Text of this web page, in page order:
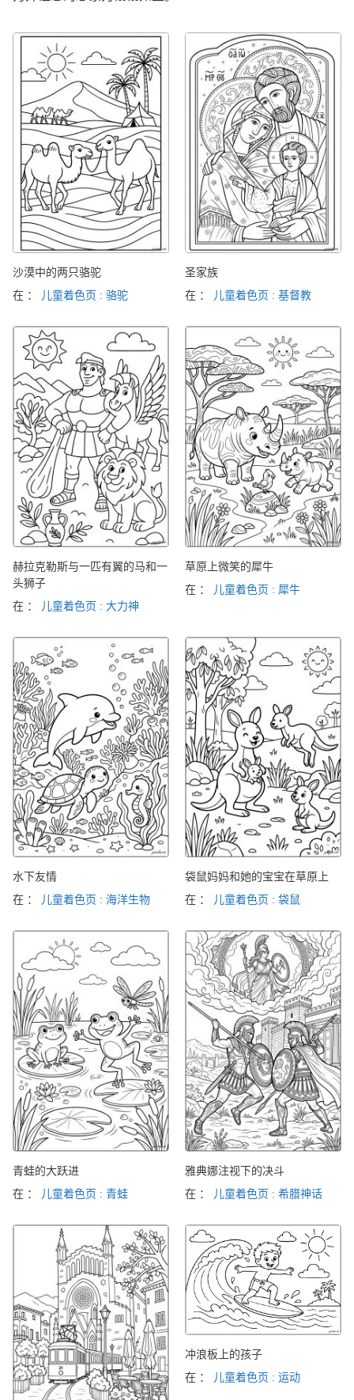
沙漠中的两只骆驼
在 ：
儿童着色页 : 骆驼
圣家族
在 ：
儿童着色页 : 基督教
赫拉克勒斯与一匹有翼的马和一
头狮子
在 ：
儿童着色页 : 大力神
草原上微笑的犀牛
在 ：
儿童着色页 : 犀牛
水下友情
在 ：
儿童着色页 : 海洋生物
袋鼠妈妈和她的宝宝在草原上
在 ：
儿童着色页 : 袋鼠
青蛙的大跃进
在 ：
儿童着色页 : 青蛙
雅典娜注视下的决斗
在 ：
儿童着色页 : 希腊神话
冲浪板上的孩子
在 ：
儿童着色页 : 运动